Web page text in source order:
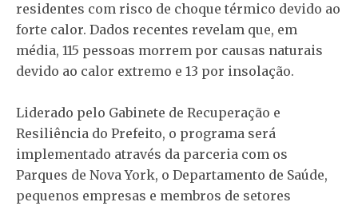
residentes com risco de choque térmico devido ao
forte calor. Dados recentes revelam que, em
média, 115 pessoas morrem por causas naturais
devido ao calor extremo e 13 por insolação.
Liderado pelo Gabinete de Recuperação e
Resiliência do Prefeito, o programa será
implementado através da parceria com os
Parques de Nova York, o Departamento de Saúde,
pequenos empresas e membros de setores